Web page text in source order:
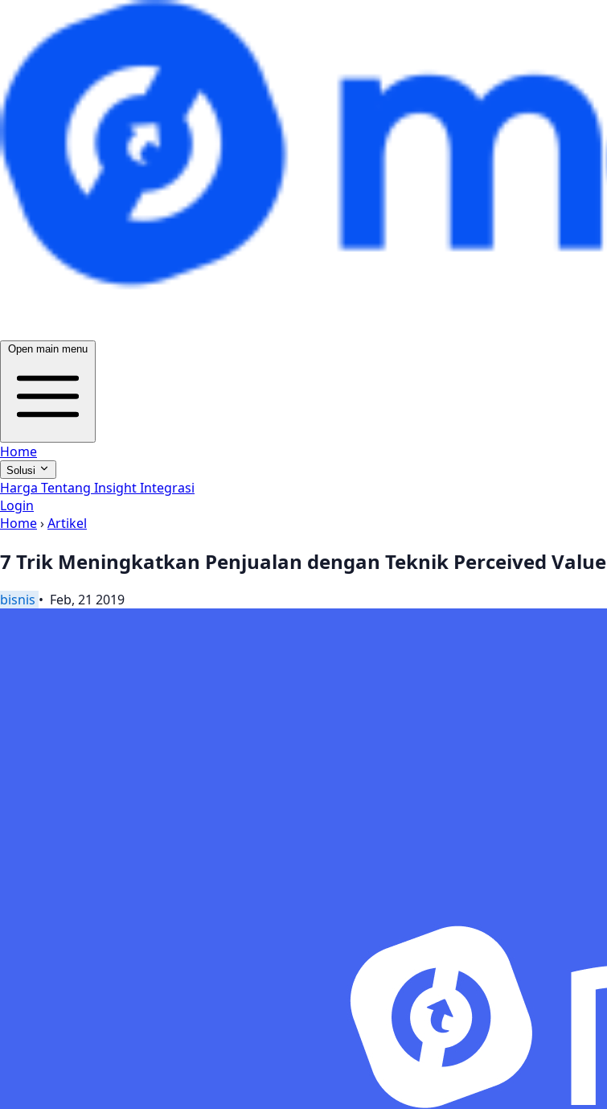
Open main menu
Home
Solusi
Harga Tentang InsightIntegrasi
Login
Home›Artikel
7 Trik Meningkatkan Penjualan dengan Teknik Perceived Value
bisnis • Feb, 21 2019